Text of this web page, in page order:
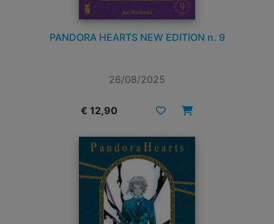
PANDORA HEARTS NEW EDITION n. 9
26/08/2025
€ 12,90